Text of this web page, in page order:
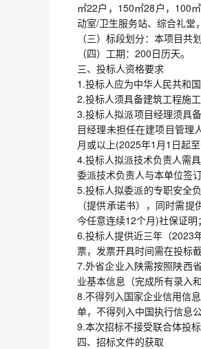
㎡22户，150㎡28户，100
动室/卫生服务站、综合礼堂
（三）标段划分：本项目共
（四）工期：200日历天。
三、投标人资格要求
1.投标人应为中华人民共和
2.投标人须具备建筑工程施
3.投标人拟派项目经理须具
目经理未担任在建项目管理
月或以上(2025年1月1日起
4.投标人拟派技术负责人需
委派技术负责人与本单位签
5.投标人拟委派的专职安全
（提供承诺书），同时需
今任意连续12个月)社保证明；
6.投标人提供近三年（2023
票，发票开具时间需在投标
7.外省企业入陕需按照陕西
业基本信息（完成所有录入
8.不得列入国家企业信用信
单，不得列入中国执行信息
9.本次招标不接受联合体投标
四、招标文件的获取